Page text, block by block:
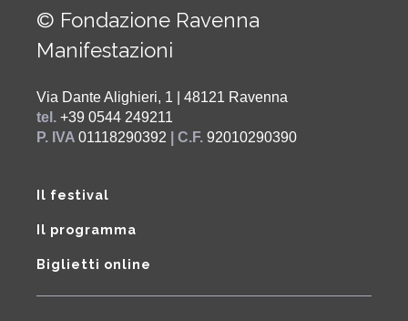
© Fondazione Ravenna
Manifestazioni
Via Dante Alighieri, 1 | 48121 Ravenna
tel. +39 0544 249211
P. IVA 01118290392 | C.F. 92010290390
Il festival
Il programma
Biglietti online